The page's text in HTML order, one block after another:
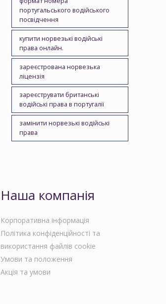
португальського водійського
посвідчення
купити норвезькі водійські
права онлайн.
зареєстрована норвезька
ліцензія
зареєструвати британські
водійські права в португалії
замінити норвезькі водійські
права
Наша компанія
Корпоративна інформація
Політика конфіденційності та
використання файлів cookie
Умови та положення
Акція та умови